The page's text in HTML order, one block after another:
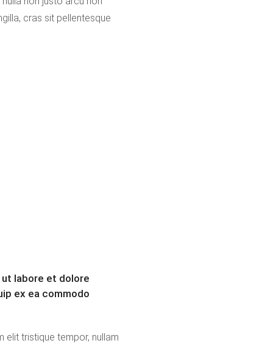
cras sit pellentesque
labore et dolore
ex ea commodo
tristique tempor, nullam